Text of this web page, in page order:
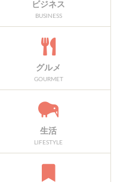
ビジネス
BUSINESS
グルメ
GOURMET
生活
LIFESTYLE